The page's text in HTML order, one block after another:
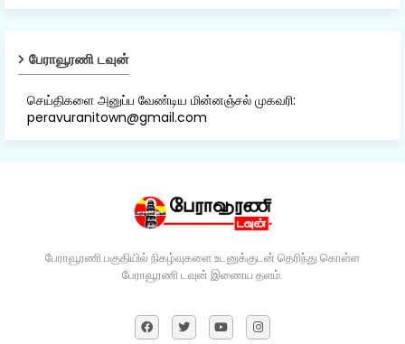
பேராவூரணி டவுன்
செய்திகளை அனுப்ப வேண்டிய மின்னஞ்சல் முகவரி:
peravuranitown@gmail.com
பேராவூரணி பகுதியில் நிகழ்வுகளை உடனுக்குடன் தெரிந்து கொள்ள
பேராவூரணி டவுன் இணைய தளம்.